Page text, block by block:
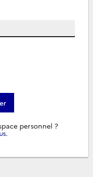
personnel ?
.